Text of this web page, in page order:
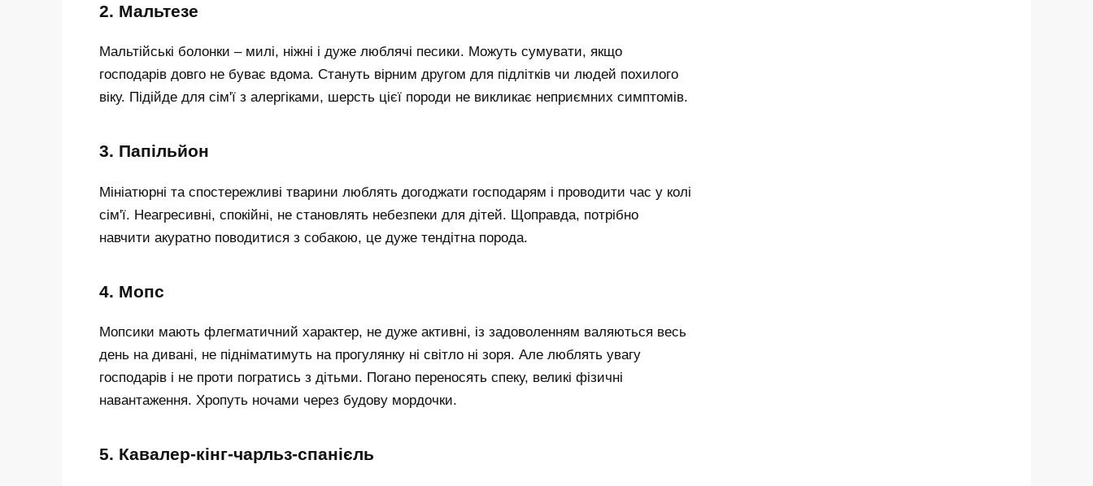
2. Мальтезе
Мальтійські болонки – милі, ніжні і дуже люблячі песики. Можуть сумувати, якщо
господарів довго не буває вдома. Стануть вірним другом для підлітків чи людей похилого
віку. Підійде для сім'ї з алергіками, шерсть цієї породи не викликає неприємних симптомів.
3. Папільйон
Мініатюрні та спостережливі тварини люблять догоджати господарям і проводити час у колі
сім'ї. Неагресивні, спокійні, не становлять небезпеки для дітей. Щоправда, потрібно
навчити акуратно поводитися з собакою, це дуже тендітна порода.
4. Мопс
Мопсики мають флегматичний характер, не дуже активні, із задоволенням валяються весь
день на дивані, не підніматимуть на прогулянку ні світло ні зоря. Але люблять увагу
господарів і не проти погратись з дітьми. Погано переносять спеку, великі фізичні
навантаження. Хропуть ночами через будову мордочки.
5. Кавалер-кінг-чарльз-спанієль